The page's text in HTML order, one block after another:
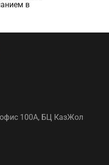
в
офис 100А, БЦ КазЖол